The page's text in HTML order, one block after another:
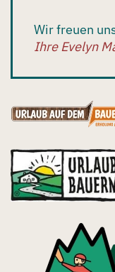
Wir freuen
Ihre Evelyn